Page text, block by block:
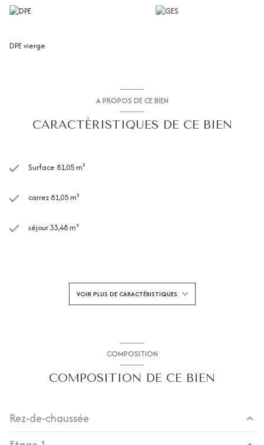
DPE vierge
A PROPOS DE CE BIEN
CARACTÉRISTIQUES DE CE BIEN
Surface 81,05 m²
carrez 81,05 m²
séjour 33,48 m²
cuisine américaine
2 parking(s)
VOIR PLUS DE CARACTÉRISTIQUES
COMPOSITION
COMPOSITION DE CE BIEN
Rez-de-chaussée